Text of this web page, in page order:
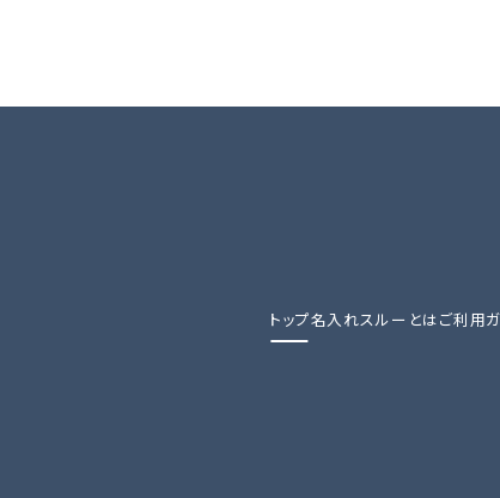
トップ名入れスルーとはご利用